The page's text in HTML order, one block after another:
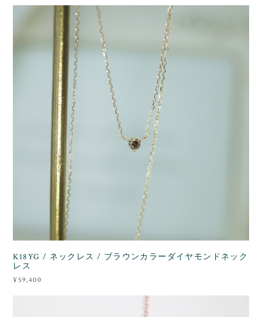
K18YG / ネックレス / ブラウンカラーダイヤモンドネック
レス
¥59,400